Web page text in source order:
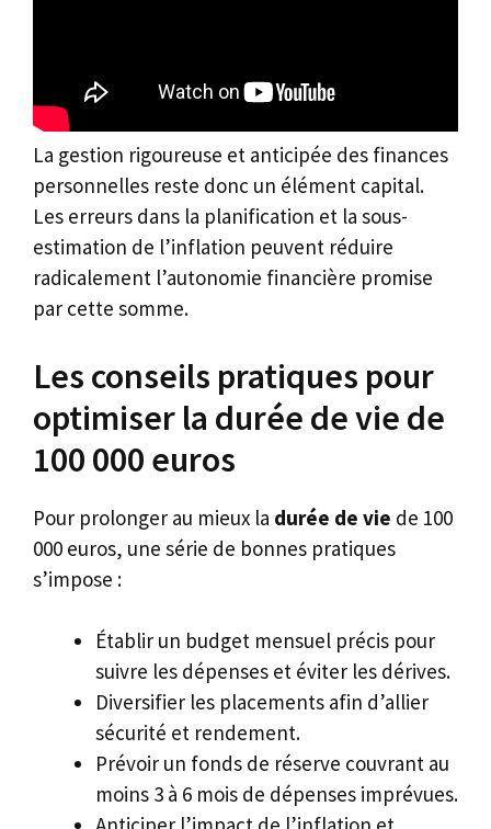
La gestion rigoureuse et anticipée des finances
personnelles reste donc un élément capital.
Les erreurs dans la planification et la sous-
estimation de l’inflation peuvent réduire
radicalement l’autonomie financière promise
par cette somme.
Les conseils pratiques pour
optimiser la durée de vie de
100 000 euros
Pour prolonger au mieux la durée de vie de 100
000 euros, une série de bonnes pratiques
s’impose :
Établir un budget mensuel précis pour
suivre les dépenses et éviter les dérives.
Diversifier les placements afin d’allier
sécurité et rendement.
Prévoir un fonds de réserve couvrant au
moins 3 à 6 mois de dépenses imprévues.